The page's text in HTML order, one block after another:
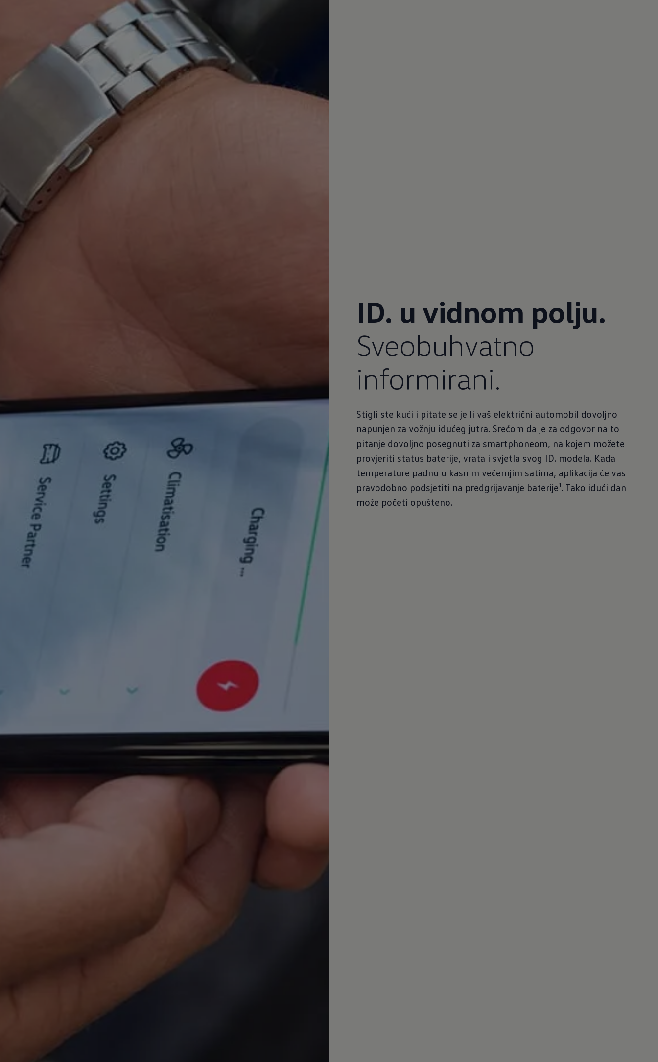
ID. u vidnom polju.
Sveobuhvatno
informirani.
Stigli ste kući i pitate se je li vaš električni automobil dovoljno
napunjen za vožnju idućeg jutra. Srećom da je za odgovor na to
pitanje dovoljno posegnuti za smartphoneom, na kojem možete
provjeriti status baterije, vrata i svjetla svog ID. modela. Kada
temperature padnu u kasnim večernjim satima, aplikacija će vas
pravodobno podsjetiti na predgrijavanje baterije¹. Tako idući dan
može početi opušteno.